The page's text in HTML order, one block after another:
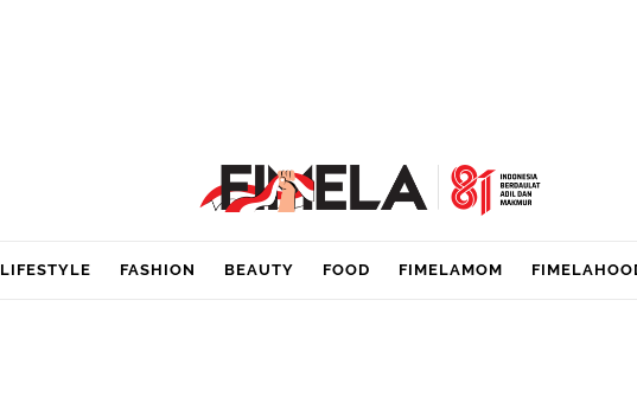
LIFESTYLE FASHION BEAUTY FOOD FIMELAMOM